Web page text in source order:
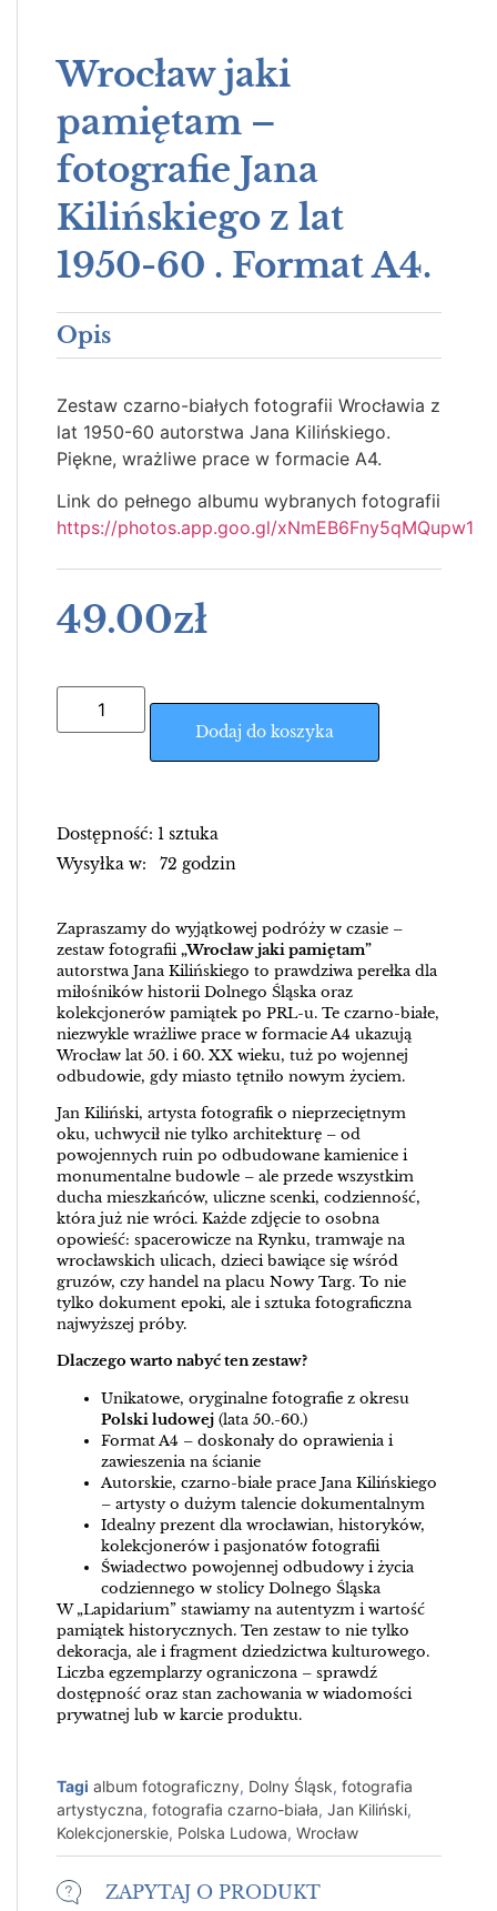
Wrocław jaki
pamiętam –
fotografie Jana
Kilińskiego z lat
1950-60 . Format A4.
Opis
Zestaw czarno-białych fotografii Wrocławia z
lat 1950-60 autorstwa Jana Kilińskiego.
Piękne, wrażliwe prace w formacie A4.
Link do pełnego albumu wybranych fotografii
https://photos.app.goo.gl/xNmEB6Fny5qMQupw1
49.00zł
Dodaj do koszyka
Dostępność: 1 sztuka
Wysyłka w: 72 godzin
Zapraszamy do wyjątkowej podróży w czasie –
zestaw fotografii„Wrocław jaki pamiętam”
autorstwa Jana Kilińskiego to prawdziwa perełka dla
miłośników historii Dolnego Śląska oraz
kolekcjonerów pamiątek po PRL-u. Te czarno-białe,
niezwykle wrażliwe prace w formacie A4 ukazują
Wrocław lat 50. i 60. XX wieku, tuż po wojennej
odbudowie, gdy miasto tętniło nowym życiem.
Jan Kiliński, artysta fotografik o nieprzeciętnym
oku, uchwycił nie tylko architekturę – od
powojennych ruin po odbudowane kamienice i
monumentalne budowle – ale przede wszystkim
ducha mieszkańców, uliczne scenki, codzienność,
która już nie wróci. Każde zdjęcie to osobna
opowieść: spacerowicze na Rynku, tramwaje na
wrocławskich ulicach, dzieci bawiące się wśród
gruzów, czy handel na placu Nowy Targ. To nie
tylko dokument epoki, ale i sztuka fotograficzna
najwyższej próby.
Dlaczego warto nabyć ten zestaw?
Unikatowe, oryginalne fotografie z okresu
Polski ludowej (lata 50.-60.)
Format A4 – doskonały do oprawienia i
zawieszenia na ścianie
Autorskie, czarno-białe prace Jana Kilińskiego
– artysty o dużym talencie dokumentalnym
Idealny prezent dla wrocławian, historyków,
kolekcjonerów i pasjonatów fotografii
Świadectwo powojennej odbudowy i życia
codziennego w stolicy Dolnego Śląska
W „Lapidarium” stawiamy na autentyzm i wartość
pamiątek historycznych. Ten zestaw to nie tylko
dekoracja, ale i fragment dziedzictwa kulturowego.
Liczba egzemplarzy ograniczona – sprawdź
dostępność oraz stan zachowania w wiadomości
prywatnej lub w karcie produktu.
Tagi album fotograficzny, Dolny Śląsk, fotografia
artystyczna, fotografia czarno-biała, Jan Kiliński,
Kolekcjonerskie, Polska Ludowa, Wrocław
ZAPYTAJ O PRODUKT